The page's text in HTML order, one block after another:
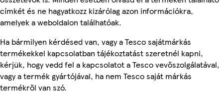
címkét és ne hagyatkozz kizárólag azon információkra,
amelyek a weboldalon találhatóak.
Ha bármilyen kérdésed van, vagy a Tesco sajátmárkás
termékekkel kapcsolatban tájékoztatást szeretnél kapni,
kérjük, hogy vedd fel a kapcsolatot a Tesco vevőszolgálatával,
vagy a termék gyártójával, ha nem Tesco saját márkás
termékről van szó.